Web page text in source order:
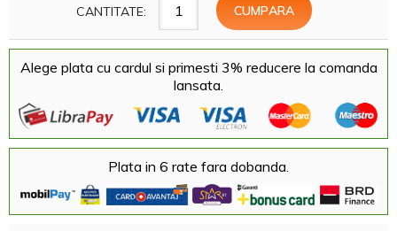
CANTITATE:
Alege plata cu cardul si primesti 3% reducere la comanda
lansata.
Plata in 6 rate fara dobanda.